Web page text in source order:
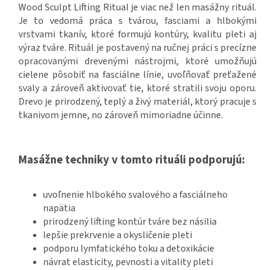
Wood Sculpt Lifting Ritual je viac než len masážny rituál.
Je to vedomá práca s tvárou, fasciami a hlbokými
vrstvami tkanív, ktoré formujú kontúry, kvalitu pleti aj
výraz tváre. Rituál je postavený na ručnej práci s precízne
opracovanými drevenými nástrojmi, ktoré umožňujú
cielene pôsobiť na fasciálne línie, uvoľňovať preťažené
svaly a zároveň aktivovať tie, ktoré stratili svoju oporu.
Drevo je prirodzený, teplý a živý materiál, ktorý pracuje s
tkanivom jemne, no zároveň mimoriadne účinne.
Masážne techniky v tomto rituáli podporujú:
uvoľnenie hlbokého svalového a fasciálneho
napätia
prirodzený lifting kontúr tváre bez násilia
lepšie prekrvenie a okysličenie pleti
podporu lymfatického toku a detoxikácie
návrat elasticity, pevnosti a vitality pleti